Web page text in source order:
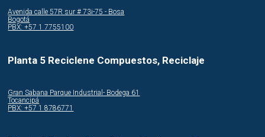
Avenida calle 57R sur # 73i-75 - Bosa
Bogotá
PBX: +57 1 7755100
Planta 5 Reciclene Compuestos, Reciclaje
Gran Sabana Parque Industrial- Bodega 61
Tocancipá
PBX: +57 1 8786771